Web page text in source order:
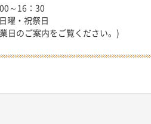
～16：30
曜・祝祭日
日のご案内をご覧ください。)